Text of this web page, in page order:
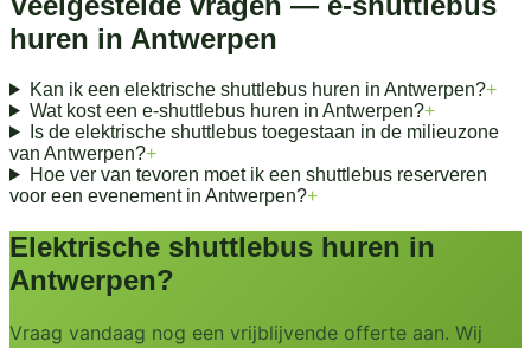
huren in Antwerpen
Kan ik een elektrische shuttlebus huren in Antwerpen?+
Wat kost een e-shuttlebus huren in Antwerpen?+
Is de elektrische shuttlebus toegestaan in de milieuzone
van Antwerpen?+
Hoe ver van tevoren moet ik een shuttlebus reserveren
voor een evenement in Antwerpen?+
Elektrische shuttlebus huren in
Antwerpen?
Vraag vandaag nog een vrijblijvende offerte aan. Wij